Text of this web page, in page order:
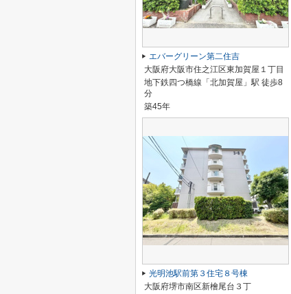
エバーグリーン第二住吉
大阪府大阪市住之江区東加賀屋１丁目
地下鉄四つ橋線「北加賀屋」駅 徒歩8
分
築45年
光明池駅前第３住宅８号棟
大阪府堺市南区新檜尾台３丁